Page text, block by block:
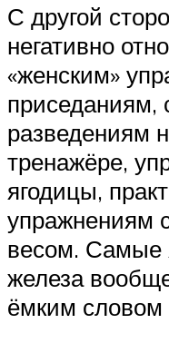
С другой
негативно
«женским»
приседаниям,
разведениям
тренажёре,
ягодицы,
упражнениям
весом. Самые
железа
ёмким словом